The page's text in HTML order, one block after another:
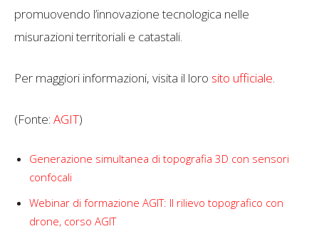
promuovendo l’innovazione tecnologica nelle
misurazioni territoriali e catastali.
Per maggiori informazioni, visita il loro sito ufficiale.
(Fonte: AGIT)
Generazione simultanea di topografia 3D con sensori
confocali
Webinar di formazione AGIT: Il rilievo topografico con
drone, corso AGIT